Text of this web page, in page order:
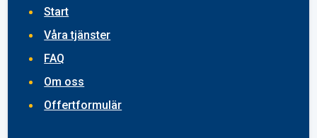
Start
Våra tjänster
FAQ
Om oss
Offertformulär